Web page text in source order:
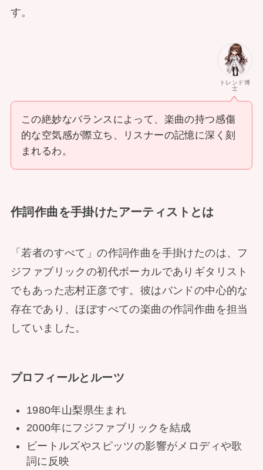
す。
トレンド博
士
この絶妙なバランスによって、楽曲の持つ感傷
的な空気感が際立ち、リスナーの記憶に深く刻
まれるわ。
作詞作曲を手掛けたアーティストとは
「若者のすべて」の作詞作曲を手掛けたのは、フ
ジファブリックの初代ボーカルでありギタリスト
でもあった志村正彦です。彼はバンドの中心的な
存在であり、ほぼすべての楽曲の作詞作曲を担当
していました。
プロフィールとルーツ
1980年山梨県生まれ
2000年にフジファブリックを結成
ビートルズやスピッツの影響がメロディや歌
詞に反映